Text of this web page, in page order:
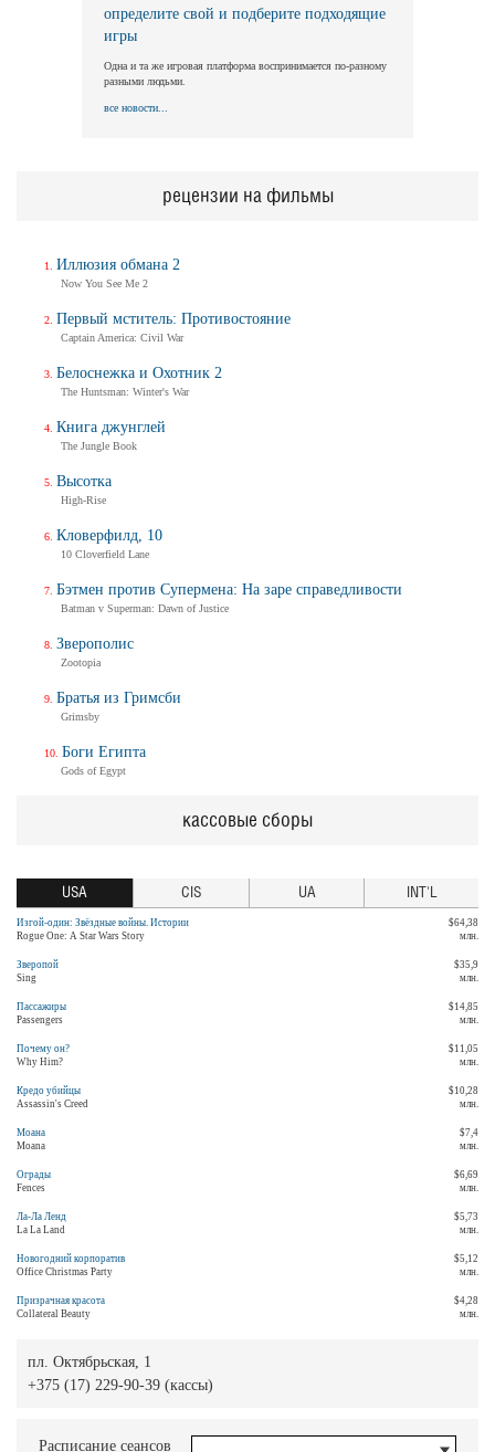
пл. Октябрьская, 1
+375 (17) 229-90-39 (кассы)
Расписание сеансов
определите свой и подберите подходящие
игры
Одна и та же игровая платформа воспринимается по-разному
разными людьми.
все новости...
рецензии на фильмы
Иллюзия обмана 2
Now You See Me 2
Первый мститель: Противостояние
Captain America: Civil War
Белоснежка и Охотник 2
The Huntsman: Winter's War
Книга джунглей
The Jungle Book
Высотка
High-Rise
Кловерфилд, 10
10 Cloverfield Lane
Бэтмен против Супермена: На заре справедливости
Batman v Superman: Dawn of Justice
Зверополис
Zootopia
Братья из Гримсби
Grimsby
Боги Египта
Gods of Egypt
кассовые сборы
USA CIS UA INT'L
Изгой-один: Звёздные войны. Истории
Rogue One: A Star Wars Story
$64,38
млн.
Зверопой
Sing
$35,9
млн.
Пассажиры
Passengers
$14,85
млн.
Почему он?
Why Him?
$11,05
млн.
Кредо убийцы
Assassin's Creed
$10,28
млн.
Моана
Moana
$7,4
млн.
Ограды
Fences
$6,69
млн.
Ла-Ла Ленд
La La Land
$5,73
млн.
Новогодний корпоратив
Office Christmas Party
$5,12
млн.
Призрачная красота
Collateral Beauty
$4,28
млн.